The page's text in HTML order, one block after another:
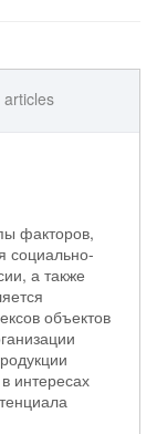
articles
факторов,
социально-
а также
объектов
интересах